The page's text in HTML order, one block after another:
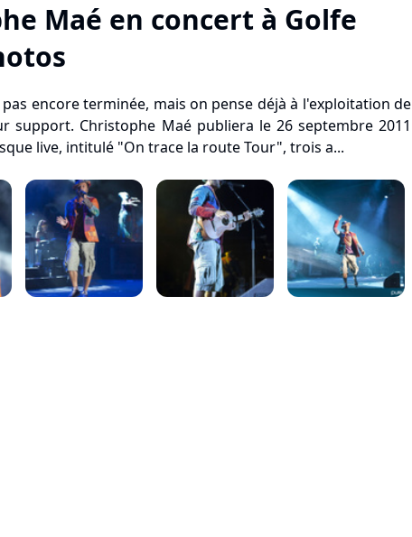
Maé en concert à Golfe
encore terminée, mais on pense déjà à l'exploitation de
support. Christophe Maé publiera le 26 septembre 2011
live, intitulé "On trace la route Tour", trois a...